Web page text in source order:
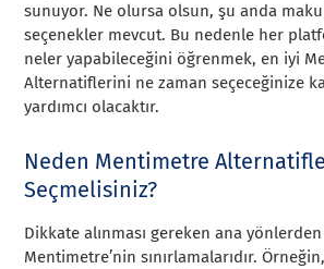
sunuyor. Ne olursa olsun, şu anda
seçenekler mevcut. Bu nedenle her
neler yapabileceğini öğrenmek, en iyi
Alternatiflerini ne zaman seçeceğinize
yardımcı olacaktır.
Neden Mentimetre
Seçmelisiniz?
Dikkate alınması gereken ana
Mentimetre’nin sınırlamalarıdır.